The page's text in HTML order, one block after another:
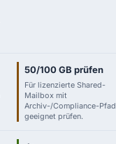
50/100 GB prüfen
Für lizenzierte Shared-
Mailbox mit
Archiv-/Compliance-Pfad
geeignet prüfen.